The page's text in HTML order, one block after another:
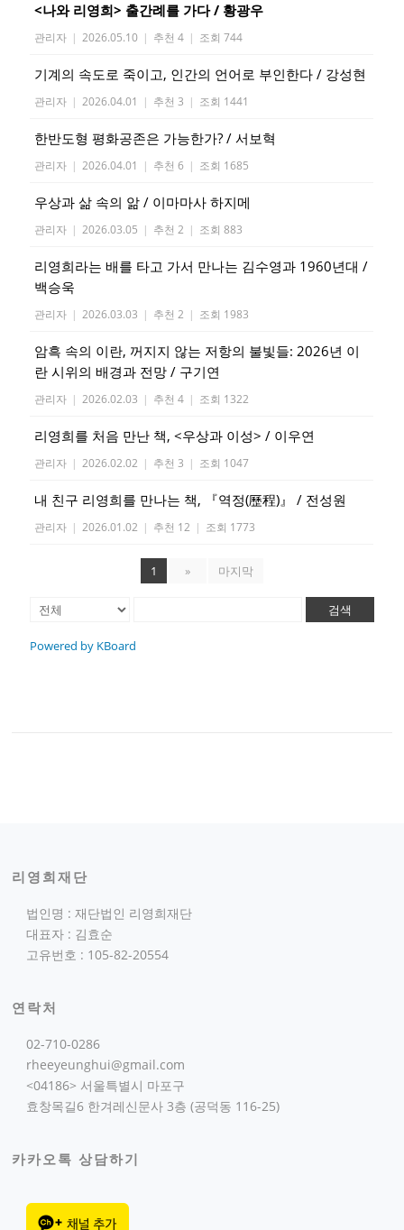
<나와 리영희> 출간례를 가다 / 황광우
관리자 | 2026.05.10 | 추천 4 | 조회 744
기계의 속도로 죽이고, 인간의 언어로 부인한다 / 강성현
관리자 | 2026.04.01 | 추천 3 | 조회 1441
한반도형 평화공존은 가능한가? / 서보혁
관리자 | 2026.04.01 | 추천 6 | 조회 1685
우상과 삶 속의 앎 / 이마마사 하지메
관리자 | 2026.03.05 | 추천 2 | 조회 883
리영희라는 배를 타고 가서 만나는 김수영과 1960년대 /
백승욱
관리자 | 2026.03.03 | 추천 2 | 조회 1983
암흑 속의 이란, 꺼지지 않는 저항의 불빛들: 2026년 이
란 시위의 배경과 전망 / 구기연
관리자 | 2026.02.03 | 추천 4 | 조회 1322
리영희를 처음 만난 책, <우상과 이성> / 이우연
관리자 | 2026.02.02 | 추천 3 | 조회 1047
내 친구 리영희를 만나는 책, 『역정(歷程)』 / 전성원
관리자 | 2026.01.02 | 추천 12 | 조회 1773
1 » 마지막
검색
Powered by KBoard
리영희재단
법인명 : 재단법인 리영희재단
대표자 : 김효순
고유번호 : 105-82-20554
연락처
02-710-0286
rheeyeunghui@gmail.com
<04186> 서울특별시 마포구
효창목길6 한겨레신문사 3층 (공덕동 116-25)
카카오톡 상담하기